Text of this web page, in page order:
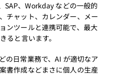
SAP、Workday などの一般的
チャット、カレンダー、メー
ンツールと連携可能で、最大
ると言います。
の日常業務で、AI が適切なア
書作成などまさに個人の生産